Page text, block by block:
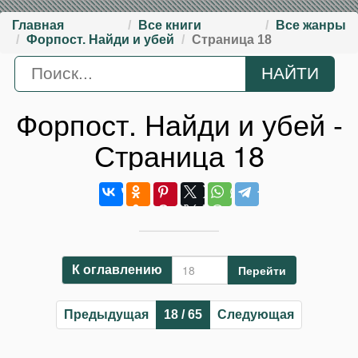
Главная Все книги
Все жанры
Форпост. Найди и убей
Страница 18
Форпост. Найди и убей -
Страница 18
К оглавлению Перейти
Предыдущая 18 / 65 Следующая